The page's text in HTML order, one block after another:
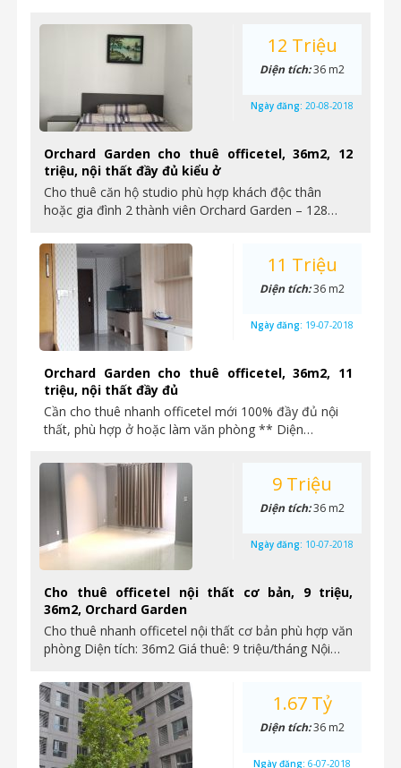
Orchard Garden cho thuê officetel, 36m2, 12
triệu, nội thất đầy đủ kiểu ở
Cho thuê căn hộ studio phù hợp khách độc thân
hoặc gia đình 2 thành viên Orchard Garden – 128…
12 Triệu
Diện tích:36 m2
Ngày đăng: 20-08-2018
Orchard Garden cho thuê officetel, 36m2, 11
triệu, nội thất đầy đủ
Cần cho thuê nhanh officetel mới 100% đầy đủ nội
thất, phù hợp ở hoặc làm văn phòng ** Diện…
11 Triệu
Diện tích:36 m2
Ngày đăng: 19-07-2018
Cho thuê officetel nội thất cơ bản, 9 triệu,
36m2, Orchard Garden
Cho thuê nhanh officetel nội thất cơ bản phù hợp văn
phòng Diện tích: 36m2 Giá thuê: 9 triệu/tháng Nội…
9 Triệu
Diện tích:36 m2
Ngày đăng: 10-07-2018
1.67 Tỷ
Diện tích:36 m2
Ngày đăng: 6-07-2018